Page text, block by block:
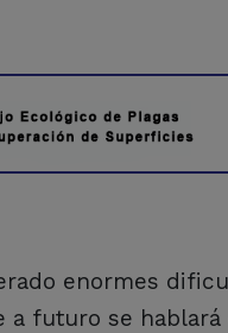
enormes
futuro se